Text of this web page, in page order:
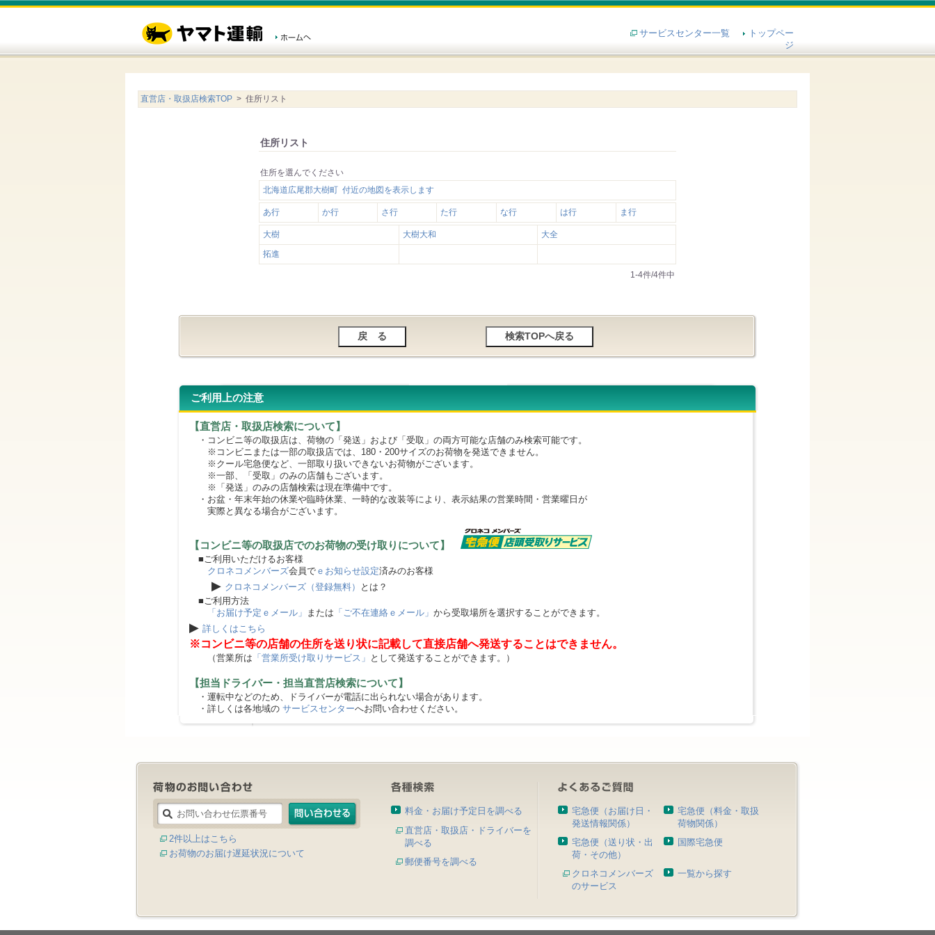
サービスセンター一覧
トップペー
ジ
直営店・取扱店検索TOP > 住所リスト
住所リスト
住所を選んでください
北海道広尾郡大樹町 付近の地図を表示します
あ行 か行 さ行 た行 な行 は行 ま行
大樹 大樹大和
大全
拓進
1-4件/4件中
ご利用上の注意
【直営店・取扱店検索について】
・コンビニ等の取扱店は、荷物の「発送」および「受取」の両方可能な店舗のみ検索可能です。
※コンビニまたは一部の取扱店では、180・200サイズのお荷物を発送できません。
※クール宅急便など、一部取り扱いできないお荷物がございます。
※一部、「受取」のみの店舗もございます。
※「発送」のみの店舗検索は現在準備中です。
・お盆・年末年始の休業や臨時休業、一時的な改装等により、表示結果の営業時間・営業曜日が
実際と異なる場合がございます。
【コンビニ等の取扱店でのお荷物の受け取りについて】
■ご利用いただけるお客様
クロネコメンバーズ会員で ｅお知らせ設定済みのお客様
▶ クロネコメンバーズ（登録無料）
とは？
■ご利用方法
「お届け予定ｅメール」 または 「ご不在連絡ｅメール」 から受取場所を選択することができます。
▶ 詳しくはこちら
※コンビニ等の店舗の住所を送り状に記載して直接店舗へ発送することはできません。
（営業所は 「営業所受け取りサービス」 として発送することができます。）
【担当ドライバー・担当直営店検索について】
・運転中などのため、ドライバーが電話に出られない場合があります。
・詳しくは各地域の サービスセンターへお問い合わせください。
2件以上はこちら
お荷物のお届け遅延状況について
料金・お届け予定日を調べる
直営店・取扱店・ドライバーを
調べる
郵便番号を調べる
宅急便（お届け日・
発送情報関係）
宅急便（料金・取扱
荷物関係）
宅急便（送り状・出
荷・その他）
国際宅急便
クロネコメンバーズ
のサービス
一覧から探す